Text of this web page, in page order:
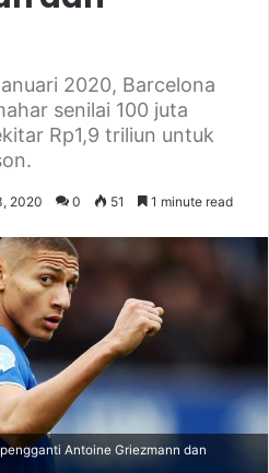
2020, Barcelona
senilai 100 juta
Rp1,9 triliun untuk
2020 0 51 1 minute read
Antoine Griezmann dan